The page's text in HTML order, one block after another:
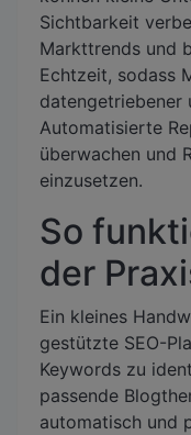
Sichtbarkeit
Markttrends und
Echtzeit, sodass
datengetriebener
Automatisierte
überwachen und
einzusetzen.
So
der
Ein kleines
gestützte SEO-
Keywords zu
passende
automatisch und